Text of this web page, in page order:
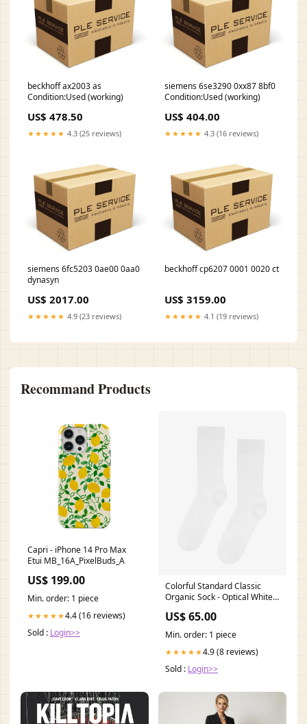
beckhoff ax2003 as
Condition:Used (working)
US$ 478.50
★★★★★ 4.3 (25 reviews)
siemens 6se3290 0xx87 8bf0
Condition:Used (working)
US$ 404.00
★★★★★ 4.3 (16 reviews)
siemens 6fc5203 0ae00 0aa0
dynasyn
US$ 2017.00
★★★★★ 4.9 (23 reviews)
beckhoff cp6207 0001 0020 ct
US$ 3159.00
★★★★★ 4.1 (19 reviews)
Recommand Products
Capri - iPhone 14 Pro Max
Etui MB_16A_PixelBuds_A
US$ 199.00
Min. order: 1 piece
★★★★★4.4 (16 reviews)
Sold : Login>>
Colorful Standard Classic
Organic Sock - Optical White
US$ 65.00
Min. order: 1 piece
★★★★★4.9 (8 reviews)
Sold : Login>>